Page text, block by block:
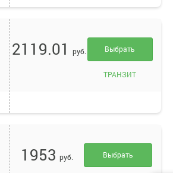
2119.01 руб. Выбрать
ТРАНЗИТ
1953 руб. Выбрать